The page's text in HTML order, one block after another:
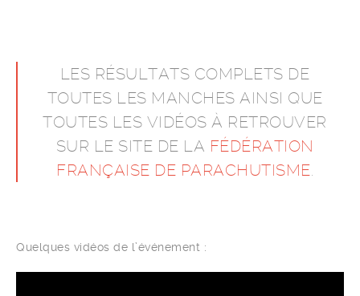
LES RÉSULTATS COMPLETS DE
TOUTES LES MANCHES AINSI QUE
TOUTES LES VIDÉOS À RETROUVER
SUR LE SITE DE LA FÉDÉRATION
FRANÇAISE DE PARACHUTISME.
Quelques vidéos de l’événement :